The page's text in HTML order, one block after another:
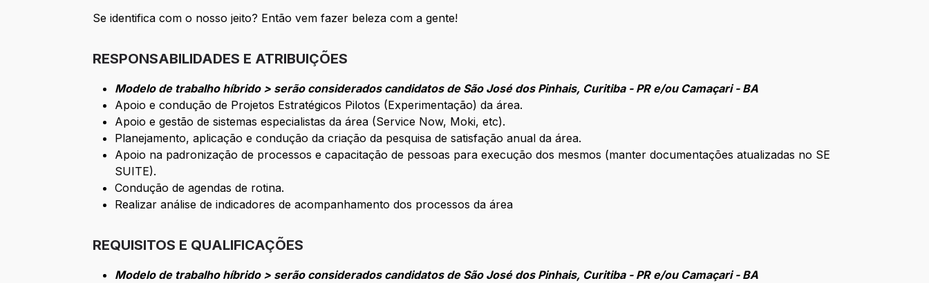
Se identifica com o nosso jeito? Então vem fazer beleza com a gente!
RESPONSABILIDADES E ATRIBUIÇÕES
Modelo de trabalho híbrido > serão considerados candidatos de São José dos Pinhais, Curitiba - PR e/ou Camaçari - BA
Apoio e condução de Projetos Estratégicos Pilotos (Experimentação) da área.
Apoio e gestão de sistemas especialistas da área (Service Now, Moki, etc).
Planejamento, aplicação e condução da criação da pesquisa de satisfação anual da área.
Apoio na padronização de processos e capacitação de pessoas para execução dos mesmos (manter documentações atualizadas no SE
SUITE).
Condução de agendas de rotina.
Realizar análise de indicadores de acompanhamento dos processos da área
REQUISITOS E QUALIFICAÇÕES
Modelo de trabalho híbrido > serão considerados candidatos de São José dos Pinhais, Curitiba - PR e/ou Camaçari - BA